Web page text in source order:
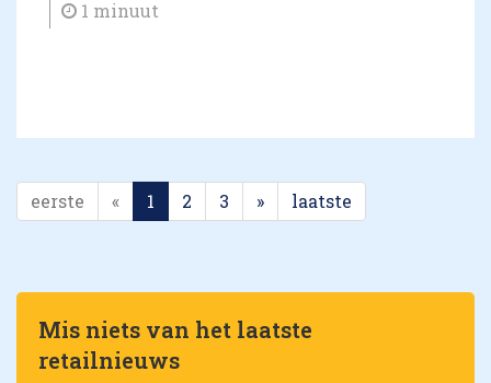
1 minuut
eerste « 1 2 3 » laatste
Mis niets van het laatste
retailnieuws